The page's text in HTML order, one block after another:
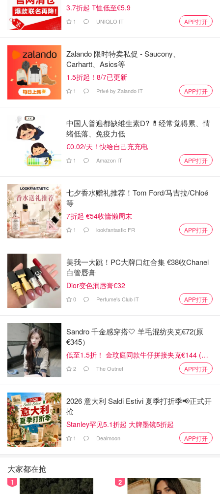
圈。
它是把肥瘦比例很好的猪肉慢慢煸到酥脆，
入口第一下是咔
道偏咸香，带点微微的甜，越嚼越香那种，拿来
泡面、拌饭都很绝，对在欧洲想念“真肉味”的留子来说，杀
伤力非常大！
图片来源于@淘宝，版权属于原作者
黑松露火腿苏打饼干
这款山姆零食是真火啊！它把“高端食材×日常零食”组合做
到了大众口味里。
黑松露独特的浓郁菌香配上火腿的咸香，让饼干的风味变得
层次丰富，第一口就是清爽酥脆的口感，中间带出松露的微
地香和咸味火腿的厚重感，咸香不腻，越嚼越有层次。作为
感清爽酥脆又有高级感 ，追剧、配茶或拿来做拼盘都很合
适！
3.7折起 T恤低至€5.9
1 UNIQLO IT APP打开
Zalando 限时特卖私促 - Saucony、
Carhartt、Asics等
1.5折起！8/7已更新
1 Privé by Zalando IT APP打开
中国人普遍都缺维生素D? 💊经常觉得累、情
绪低落、免疫力低
€0.02/天！快给自己充充电
1 Amazon IT APP打开
七夕香水赠礼推荐！Tom Ford/马吉拉/Chloé
等
7折起 €54收慵懒周末
1 lookfantastic FR APP打开
美我一大跳！PC大牌口红合集 €38收Chanel
白管唇膏
Dior变色润唇膏€32
0 Perfume's Club IT APP打开
Sandro 千金感穿搭🤍 羊毛混纺夹克€72(原
€345）
低至1.5折！ 金玟庭同款牛仔拼接夹克€144 (原
€275）
2 The Outnet APP打开
2026 意大利 Saldi Estivi 夏季打折季📢正式开
抢
Stanley罕见5.1折起 大牌墨镜5折起
1 Dealmoon APP打开
大家都在抢
1 2